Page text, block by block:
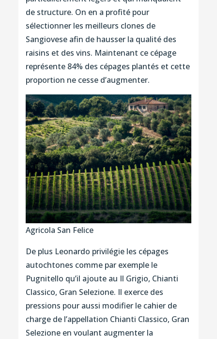
de structure. On en a profité pour
sélectionner les meilleurs clones de
Sangiovese afin de hausser la qualité des
raisins et des vins. Maintenant ce cépage
représente 84% des cépages plantés et cette
proportion ne cesse d’augmenter.
Agricola San Felice
De plus Leonardo privilégie les cépages
autochtones comme par exemple le
Pugnitello qu’il ajoute au Il Grigio, Chianti
Classico, Gran Selezione. Il exerce des
pressions pour aussi modifier le cahier de
charge de l’appellation Chianti Classico, Gran
Selezione en voulant augmenter la